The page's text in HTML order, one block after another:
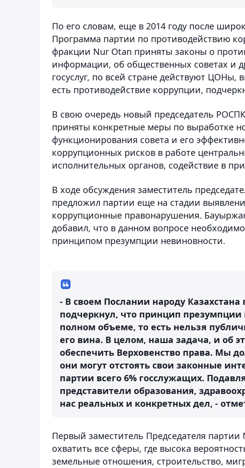
По его словам, еще в 2014 году после
Программа партии по противодействию
фракции Nur Otan приняты законы о
информации, об общественных советах и
госуслуг, по всей стране действуют
есть противодействие коррупции,
В свою очередь новый председатель
приняты конкретные меры по выработке
функционирования совета и его
коррупционных рисков в работе
исполнительных органов, содействие в
В ходе обсуждения заместитель
предложил партии еще на стадии
коррупционные правонарушения.
добавил, что в данном вопросе
принципом презумпции невиновности.
- В своем Послании народу
подчеркнул, что принцип
полном объеме, то есть нельзя
его вина. В целом, наша задача, и об
обеспечить Верховенство права. Мы
они могут отстоять свои законные
партии всего 6% госслужащих.
представители образования,
нас реальных и конкретных дел, -
Первый заместитель Председателя
охватить все сферы, где высока
земельные отношения, строительство,